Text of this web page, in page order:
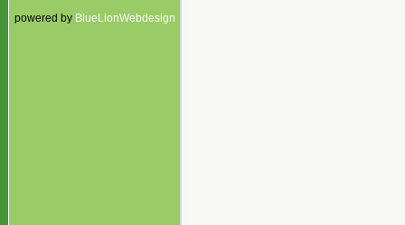
powered by BlueLionWebdesign